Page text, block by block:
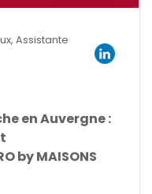
Assistante
en Auvergne :
by MAISONS